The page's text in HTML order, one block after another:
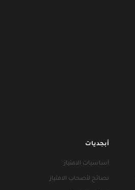
أبجديات
أساسيات الامتياز
نصائح لأصحاب الامتياز